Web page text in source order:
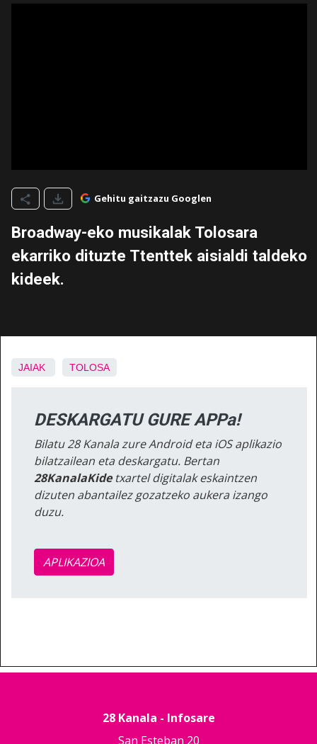
Gehitu gaitzazu Googlen
Broadway-eko musikalak Tolosara
ekarriko dituzte Ttenttek aisialdi taldeko
kideek.
JAIAK TOLOSA
DESKARGATU GURE APPa!
Bilatu 28 Kanala zure Android eta iOS aplikazio
bilatzailean eta deskargatu. Bertan
28KanalaKidetxartel digitalak eskaintzen
dizuten abantailez gozatzeko aukera izango
duzu.
APLIKAZIOA
28 Kanala - Infosare
San Esteban 20